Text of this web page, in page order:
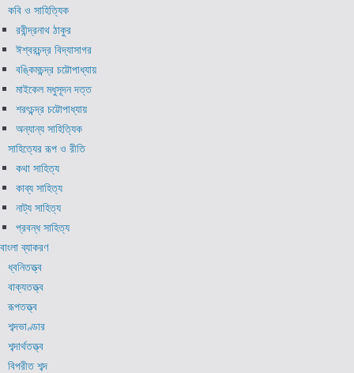
কবি ও সাহিত্যিক
রবীন্দ্রনাথ ঠাকুর
ঈশ্বরচন্দ্র বিদ্যাসাগর
বঙ্কিমচন্দ্র চট্টোপাধ্যায়
মাইকেল মধুসূদন দত্ত
শরৎচন্দ্র চট্টোপাধ্যায়
অন্যান্য সাহিত্যিক
সাহিত্যের রূপ ও রীতি
কথা সাহিত্য
কাব্য সাহিত্য
নাট্য সাহিত্য
প্রবন্ধ সাহিত্য
বাংলা ব্যাকরণ
ধ্বনিতত্ত্ব
বাক্যতত্ত্ব
রূপতত্ত্ব
শব্দভাণ্ডার
শব্দার্থতত্ত্ব
বিপরীত শব্দ